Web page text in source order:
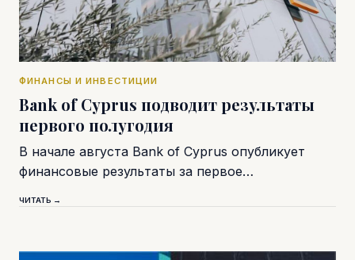
ФИНАНСЫ И ИНВЕСТИЦИИ
Bank of Cyprus подводит результаты
первого полугодия
В начале августа Bank of Cyprus опубликует
финансовые результаты за первое…
ЧИТАТЬ →